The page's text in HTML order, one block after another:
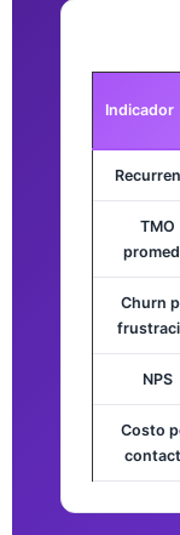
Indicador
TMO
Churn
NPS
Costo